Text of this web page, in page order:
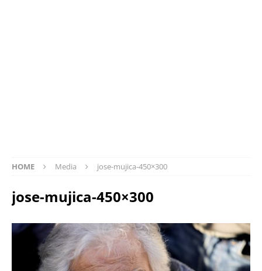
HOME Media jose-mujica-450×300
jose-mujica-450×300